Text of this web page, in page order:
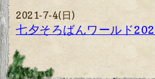
2021-7-4(日)
七夕そろばんワールド